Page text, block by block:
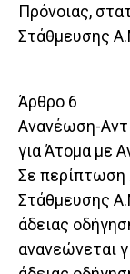
Πρόνοιας,
Στάθμευσης
Άρθρο 6
Ανανέωση-
για Άτομα με
Σε περίπτωση
Στάθμευσης
άδειας
ανανεώνεται